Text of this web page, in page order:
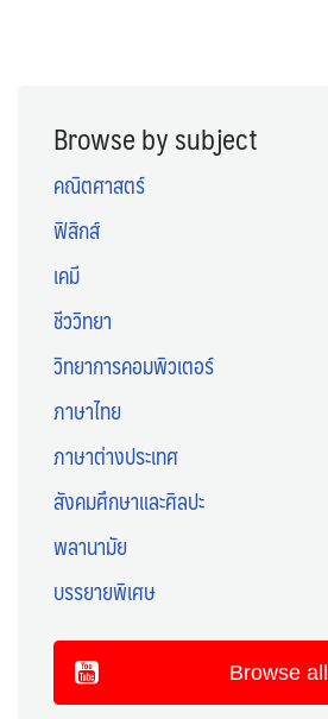
Browse by subject
คณิตศาสตร์
ฟิสิกส์
เคมี
ชีววิทยา
วิทยาการคอมพิวเตอร์
ภาษาไทย
ภาษาต่างประเทศ
สังคมศึกษาและศิลปะ
พลานามัย
บรรยายพิเศษ
Browse all